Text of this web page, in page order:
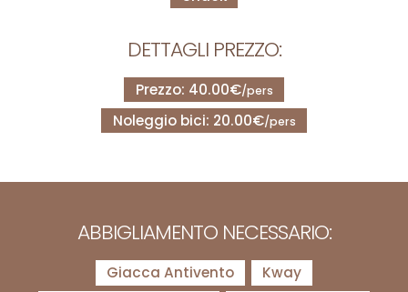
DETTAGLI PREZZO:
Prezzo: 40.00€/pers
Noleggio bici: 20.00€/pers
ABBIGLIAMENTO NECESSARIO:
Giacca Antivento
Kway